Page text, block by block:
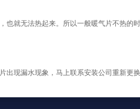
就无法热起来。所以一般暖气片不热
现漏水现象，马上联系安装公司重新更